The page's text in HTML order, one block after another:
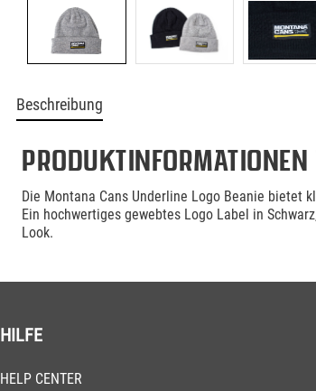
Beschreibung
Produktinformationen
Die Montana Cans Underline Logo Beanie bietet
Ein hochwertiges gewebtes Logo Label in
Look.
HILFE
HELP CENTER